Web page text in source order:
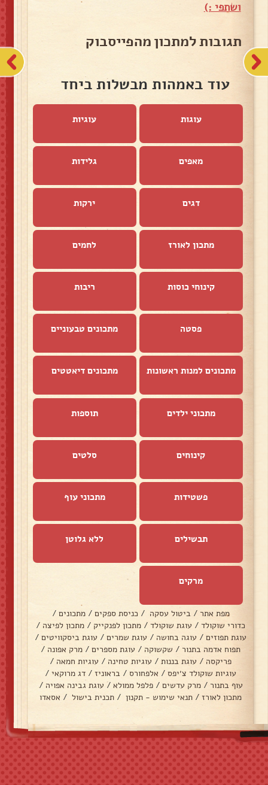
ושתפי :)
תגובות למתכון מהפייסבוק
עוד באמהות מבשלות ביחד
עוגות עוגיות
מאפים גלידות
דגים ירקות
מתכון לאורז לחמים
קינוחי כוסות ריבות
פסטה מתכונים טבעוניים
מתכונים למנות ראשונות מתכונים דיאטטים
מתכוני ילדים תוספות
קינוחים סלטים
פשטידות מתכוני עוף
תבשילים ללא גלוטן
מרקים
מפת אתר / ביטול עסקה / כניסת ספקים / מתכונים /
כדורי שוקולד / עוגת שוקולד / מתכון לפנקייק / מתכון לפיצה /
עוגת תפוזים / עוגה בחושה / עוגת שמרים / עוגת ביסקוויטים /
תפוח אדמה בתנור / שקשוקה / עוגת מספרים / מרק אפונה /
פריקסה / עוגת בננות / עוגיות טחינה / עוגיות חמאה /
עוגיות שוקולד צ׳יפס / אלפחורס / בראוניז / דג מרוקאי /
עוף בתנור / מרק עדשים / פלפל ממולא / עוגת גבינה אפויה /
מתכון לאורז / תנאי שימוש - תקנון / תכנית בישול / אסאדו